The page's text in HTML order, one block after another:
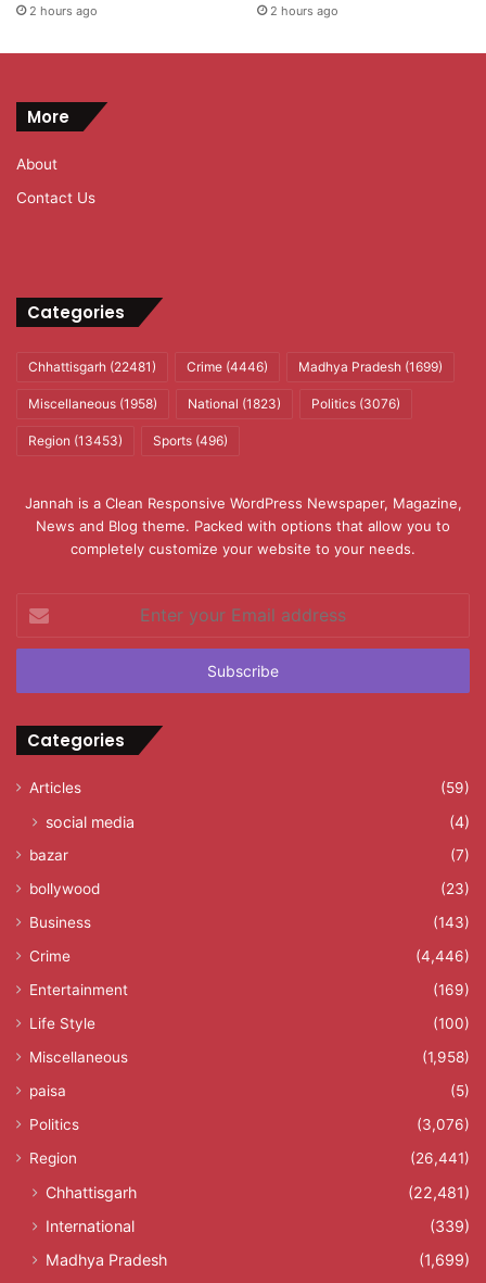
2 hours ago 2 hours ago
More
About
Contact Us
Categories
Chhattisgarh (22481) Crime (4446) Madhya Pradesh (1699)
Miscellaneous (1958) National (1823) Politics (3076)
Region (13453) Sports (496)
Jannah is a Clean Responsive WordPress Newspaper, Magazine,
News and Blog theme. Packed with options that allow you to
completely customize your website to your needs.
your
Email
Categories
Articles (59)
social media (4)
bazar
(7)
bollywood
(23)
Business
(143)
Crime
(4,446)
Entertainment
(169)
Life Style
(100)
Miscellaneous
(1,958)
paisa
(5)
Politics
(3,076)
Region
(26,441)
Chhattisgarh
(22,481)
International
(339)
Madhya Pradesh
(1,699)